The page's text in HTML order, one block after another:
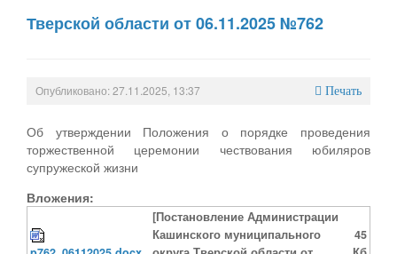
Тверской области от 06.11.2025 №762
Опубликовано: 27.11.2025, 13:37 Печать
Об утверждении Положения о порядке проведения
торжественной церемонии чествования юбиляров
супружеской жизни
Вложения:
[Постановление Администрации
Кашинского муниципального
45